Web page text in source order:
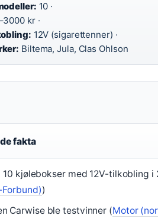
10 ·
kr ·
12V (sigarettenner) ·
Biltema, Jula, Clas Ohlson
fakta
10 kjølebokser med 12V-tilkobling i
)
Carwise ble testvinner (Motor